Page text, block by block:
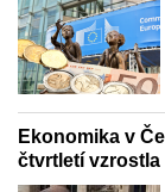
Ekonomika v
čtvrtletí vzrostla